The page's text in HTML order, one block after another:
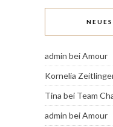
admin beiAmour
Kornelia
Tina bei Team
admin beiAmour